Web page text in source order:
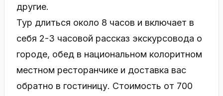
другие.
Тур длиться около 8 часов и включает в
себя 2-3 часовой рассказ экскурсовода о
городе, обед в национальном колоритном
местном ресторанчике и доставка вас
обратно в гостиницу. Стоимость от 700